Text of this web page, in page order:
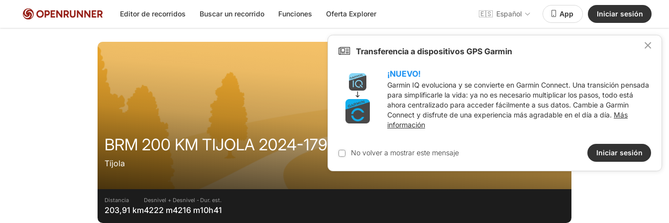
Editor de recorridos Buscar un recorrido Funciones Oferta Explorer 🇪🇸 Español App Iniciar sesión
BRM 200 KM TIJOLA 2024-17943965
Tíjola
Distancia
203,91 km
Desnivel +
4222 m
Desnivel -
4216 m
Dur. est.
10h41
Transferencia a dispositivos GPS Garmin
¡NUEVO!
Garmin IQ evoluciona y se convierte en Garmin Connect. Una transición pensada
para simplificarle la vida: ya no es necesario multiplicar los pasos, todo está
ahora centralizado para acceder fácilmente a sus datos. Cambie a Garmin
Connect y disfrute de una experiencia más agradable en el día a día. Más
información
No volver a mostrar este mensaje Iniciar sesión